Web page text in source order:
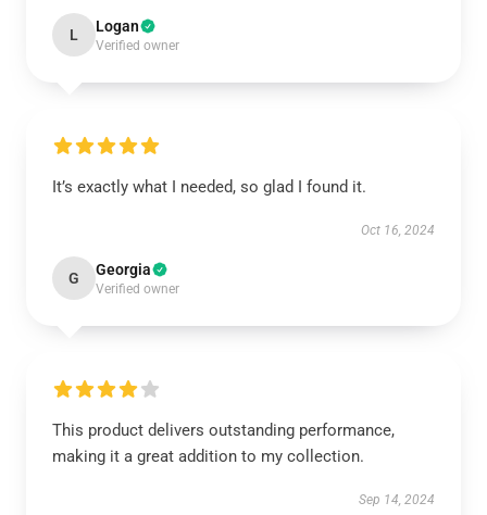
L Logan
Verified owner
It’s exactly what I needed, so glad I found it.
Oct 16, 2024
G Georgia
Verified owner
This product delivers outstanding performance,
making it a great addition to my collection.
Sep 14, 2024